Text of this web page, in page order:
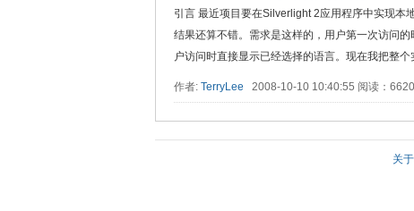
引言 最近项目要在Silverlight 2应用程序中实现本
结果还算不错。需求是这样的，用户第一次访问
户访问时直接显示已经选择的语言。现在我把整
作者: TerryLee 2008-10-10 10:40:55 阅读：6620
关